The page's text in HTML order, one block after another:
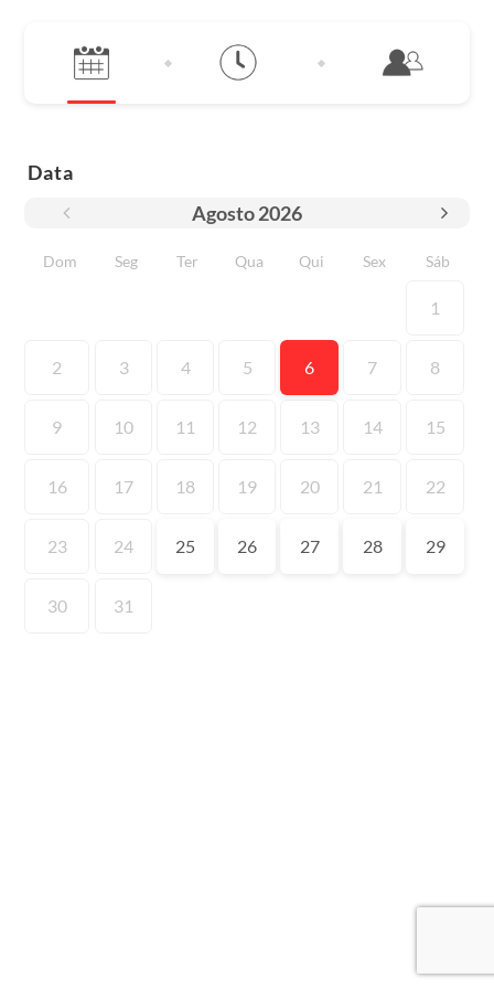
Data
Agosto2026
Dom Seg Ter Qua Qui Sex Sáb
1
2 3 4 5 6 7 8
9 10 11 12 13 14 15
16 17 18 19 20 21 22
23 24 25 26 27 28 29
30 31